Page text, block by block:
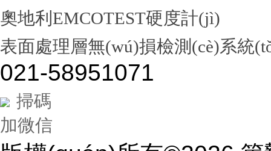
奧地利EMCOTEST硬度計(jì)
表面處理層無(wú)損檢測(cè)系統
021-58951071
掃碼
加微信